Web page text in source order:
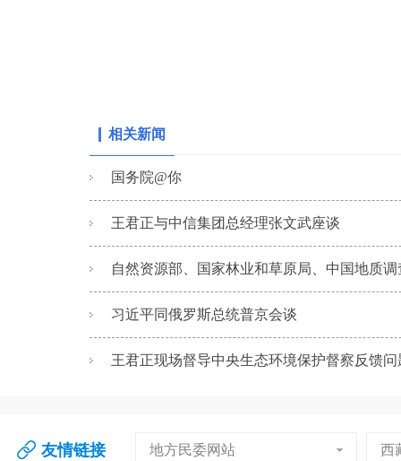
相关新闻
国务院@你
王君正与中信集团总经理张文武座谈
自然资源部、国家林业和草原局、中国地质
习近平同俄罗斯总统普京会谈
王君正现场督导中央生态环境保护督察反馈
友情链接 地方民委网站 西